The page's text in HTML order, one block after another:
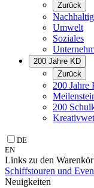
Zurück
Umwelt
Soziales
200 Jahre KD
Zurück
200 Jahre
200
DE
EN
Links zu den
Schiffstouren und
Neuigkeiten